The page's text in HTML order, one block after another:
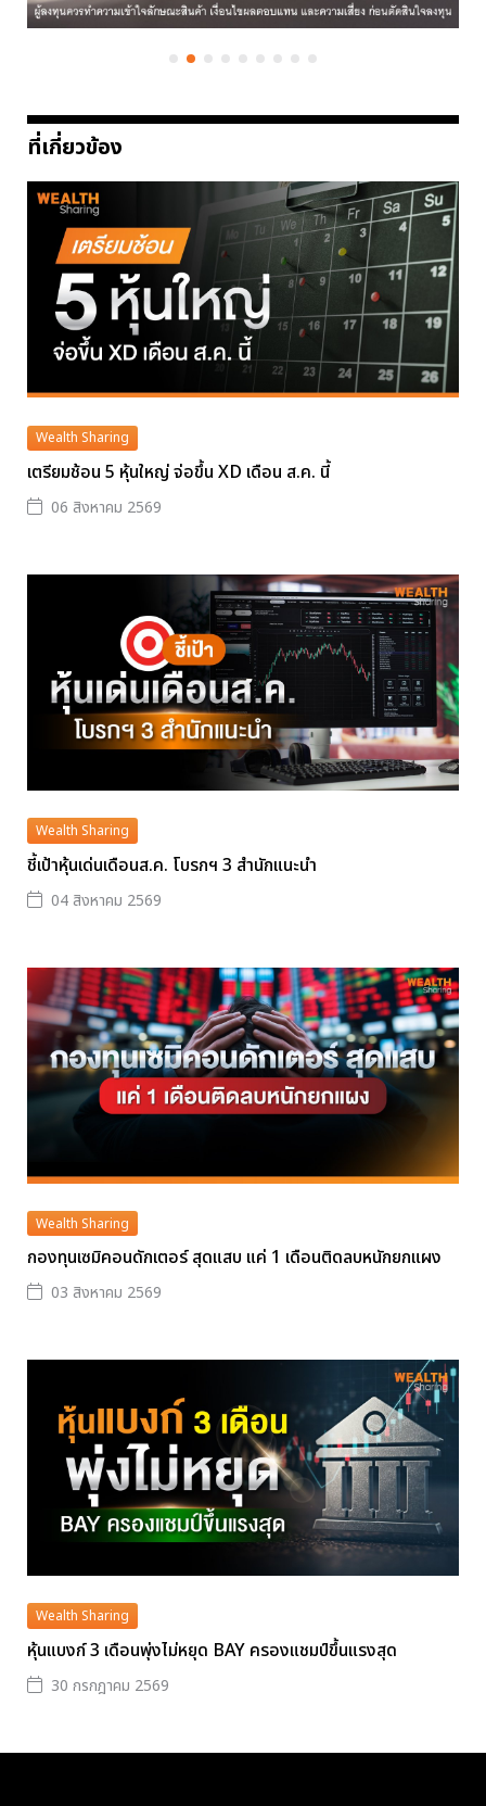
ที่เกี่ยวข้อง
Wealth Sharing
เตรียมช้อน 5 หุ้นใหญ่ จ่อขึ้น XD เดือน ส.ค. นี้
06 สิงหาคม 2569
Wealth Sharing
ชี้เป้าหุ้นเด่นเดือนส.ค. โบรกฯ 3 สำนักแนะนำ
04 สิงหาคม 2569
Wealth Sharing
กองทุนเซมิคอนดักเตอร์ สุดแสบ แค่ 1 เดือนติดลบหนักยกแผง
03 สิงหาคม 2569
Wealth Sharing
หุ้นแบงก์ 3 เดือนพุ่งไม่หยุด BAY ครองแชมป์ขึ้นแรงสุด
30 กรกฎาคม 2569